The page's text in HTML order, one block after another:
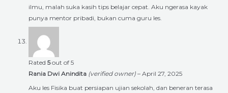
ilmu, malah suka kasih tips belajar cepat. Aku ngerasa kayak
punya mentor pribadi, bukan cuma guru les.
Rated 5out of 5
Rania Dwi Anindita (verified owner) – April 27, 2025
Aku les Fisika buat persiapan ujian sekolah, dan beneran terasa